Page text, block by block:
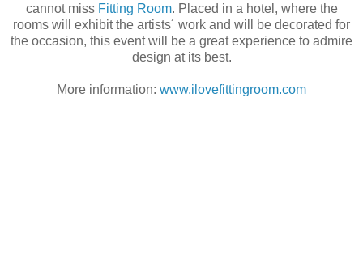
cannot miss Fitting Room. Placed in a hotel, where the
rooms will exhibit the artists´ work and will be decorated for
the occasion, this event will be a great experience to admire
design at its best.
More information: www.ilovefittingroom.com